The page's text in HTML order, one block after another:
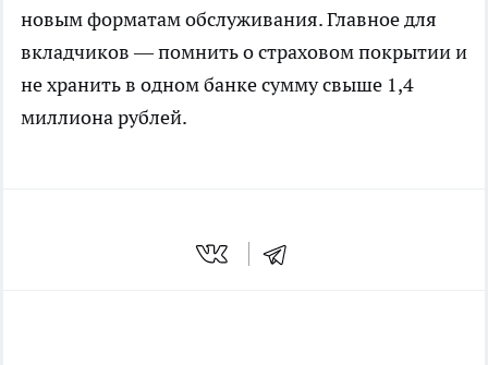
новым форматам обслуживания. Главное для
вкладчиков — помнить о страховом покрытии и
не хранить в одном банке сумму свыше 1,4
миллиона рублей.